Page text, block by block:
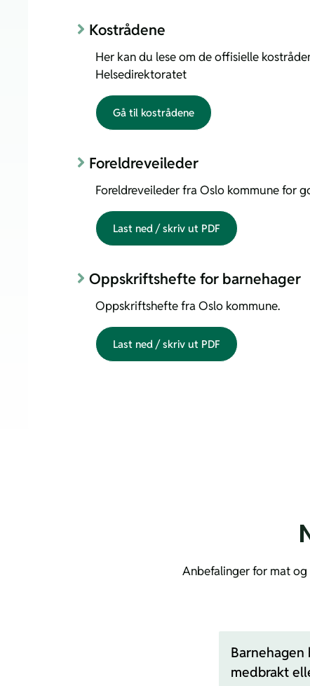
Kostrådene
Her kan du lese om de offisielle
Helsedirektoratet
Gå til kostrådene
Foreldreveileder
Foreldreveileder fra Oslo kommune for
Last ned / skriv ut PDF
Oppskriftshefte for barnehager
Oppskriftshefte fra Oslo kommune.
Last ned / skriv ut PDF
Anbefalinger for mat
medbrakt